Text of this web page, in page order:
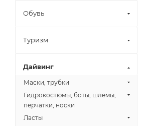
Обувь
Туризм
Дайвинг
Маски, трубки
Гидрокостюмы, боты, шлемы,
перчатки, носки
Ласты